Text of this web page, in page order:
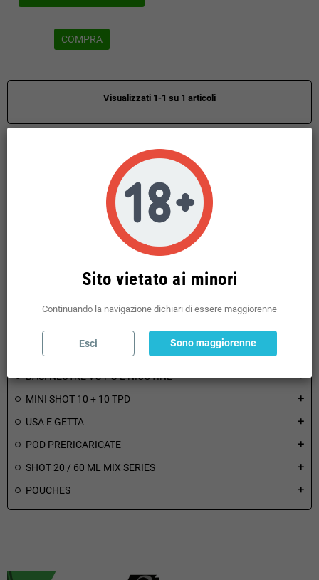
BOTTOM FEEDER
ACCESSORI
AROMI CONCENTRATI
LIQUIDI PRONTI TPD
BASI NEUTRE VG PG E NICOTINE add
MINI SHOT 10 + 10 TPD add
USA E GETTA add
POD PRERICARICATE add
SHOT 20 / 60 ML MIX SERIES add
POUCHES add
COMPRA
Visualizzati 1-1 su 1 articoli
Sito vietato ai minori
Continuando la navigazione dichiari di essere maggiorenne
Esci Sono maggiorenne